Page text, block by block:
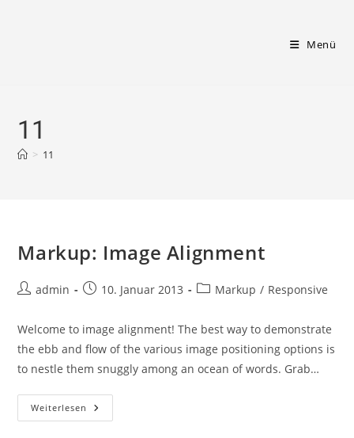
Menü
11
> 11
Markup: Image Alignment
Beitrags-
admin
Beitrag10. Januar 2013
Beitrags-
Markup / Responsive
Welcome to image alignment! The best way to demonstrate
the ebb and flow of the various image positioning options is
to nestle them snuggly among an ocean of words. Grab…
Weiterlesen Markup:
Image